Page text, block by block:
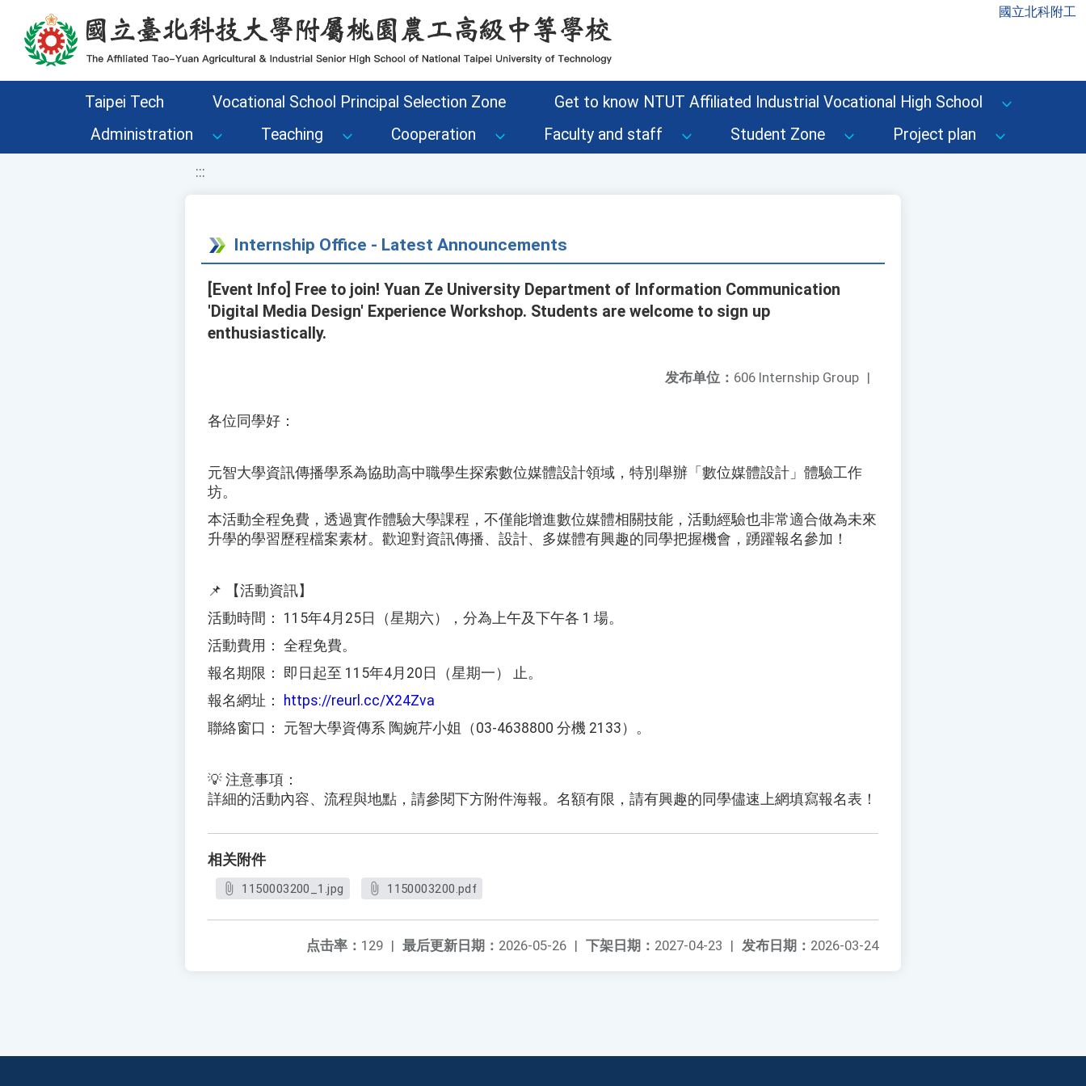
移至網頁之主要內容區位置 國立北科附工
Taipei Tech Vocational School Principal Selection Zone
Get to know NTUT Affiliated Industrial Vocational High School
Administration
Teaching Cooperation Faculty and staff Student Zone Project plan
:::
Internship Office - Latest Announcements
[Event Info] Free to join! Yuan Ze University Department of Information Communication
'Digital Media Design' Experience Workshop. Students are welcome to sign up
enthusiastically.
发布单位： 606 Internship Group |
各位同學好：
元智大學資訊傳播學系為協助高中職學生探索數位媒體設計領域，特別舉辦「數位媒體設計」體驗工作
坊。
本活動全程免費，透過實作體驗大學課程，不僅能增進數位媒體相關技能，活動經驗也非常適合做為未來
升學的學習歷程檔案素材。歡迎對資訊傳播、設計、多媒體有興趣的同學把握機會，踴躍報名參加！
📌 【活動資訊】
活動時間： 115年4月25日（星期六），分為上午及下午各 1 場。
活動費用： 全程免費。
報名期限： 即日起至 115年4月20日（星期一） 止。
報名網址： https://reurl.cc/X24Zva
聯絡窗口： 元智大學資傳系 陶婉芹小姐（03-4638800 分機 2133）。
💡 注意事項：
詳細的活動內容、流程與地點，請參閱下方附件海報。名額有限，請有興趣的同學儘速上網填寫報名表！
相关附件
1150003200_1.jpg 1150003200.pdf
发布日期： 2026-03-24
下架日期： 2027-04-23 |
最后更新日期： 2026-05-26 |
点击率： 129 |